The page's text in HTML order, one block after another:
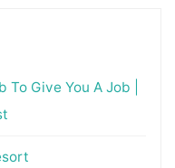
To Give You A Job |